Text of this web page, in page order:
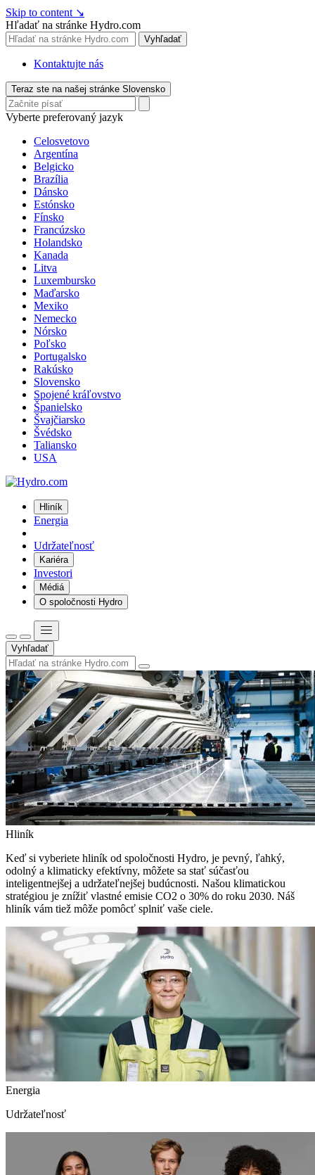
Skip to content ↘
Hľadať na stránke Hydro.com
Vyhľadať
Kontaktujte nás
Teraz ste na našej stránke Slovensko
Vyberte preferovaný jazyk
Celosvetovo
Argentína
Belgicko
Brazília
Dánsko
Estónsko
Fínsko
Francúzsko
Holandsko
Kanada
Litva
Luxembursko
Maďarsko
Mexiko
Nemecko
Nórsko
Poľsko
Portugalsko
Rakúsko
Slovensko
Spojené kráľovstvo
Španielsko
Švajčiarsko
Švédsko
Taliansko
USA
Hliník
Energia
Udržateľnosť
Kariéra
Investori
Médiá
O spoločnosti Hydro
Vyhľadať
Hliník
Keď si vyberiete hliník od spoločnosti Hydro, je pevný, ľahký,
odolný a klimaticky efektívny, môžete sa stať súčasťou
inteligentnejšej a udržateľnejšej budúcnosti. Našou klimatickou
stratégiou je znížiť vlastné emisie CO2 o 30% do roku 2030. Náš
hliník vám tiež môže pomôcť splniť vaše ciele.
Energia
Udržateľnosť